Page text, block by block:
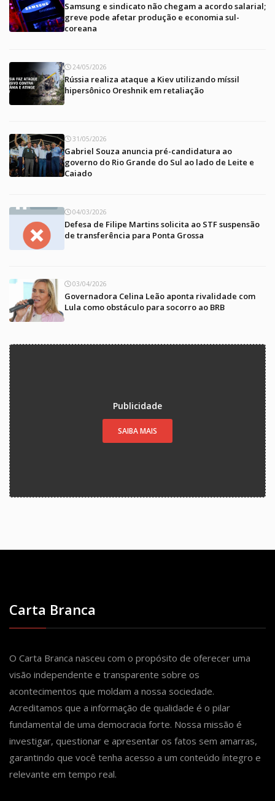
Samsung e sindicato não chegam a acordo salarial;
greve pode afetar produção e economia sul-
coreana
24/05/2026
Rússia realiza ataque a Kiev utilizando míssil
hipersônico Oreshnik em retaliação
31/05/2026
Gabriel Souza anuncia pré-candidatura ao
governo do Rio Grande do Sul ao lado de Leite e
Caiado
04/03/2026
Defesa de Filipe Martins solicita ao STF suspensão
de transferência para Ponta Grossa
03/04/2026
Governadora Celina Leão aponta rivalidade com
Lula como obstáculo para socorro ao BRB
Publicidade
SAIBA MAIS
Carta Branca
O Carta Branca nasceu com o propósito de oferecer uma
visão independente e transparente sobre os
acontecimentos que moldam a nossa sociedade.
Acreditamos que a informação de qualidade é o pilar
fundamental de uma democracia forte. Nossa missão é
investigar, questionar e apresentar os fatos sem amarras,
garantindo que você tenha acesso a um conteúdo íntegro e
relevante em tempo real.